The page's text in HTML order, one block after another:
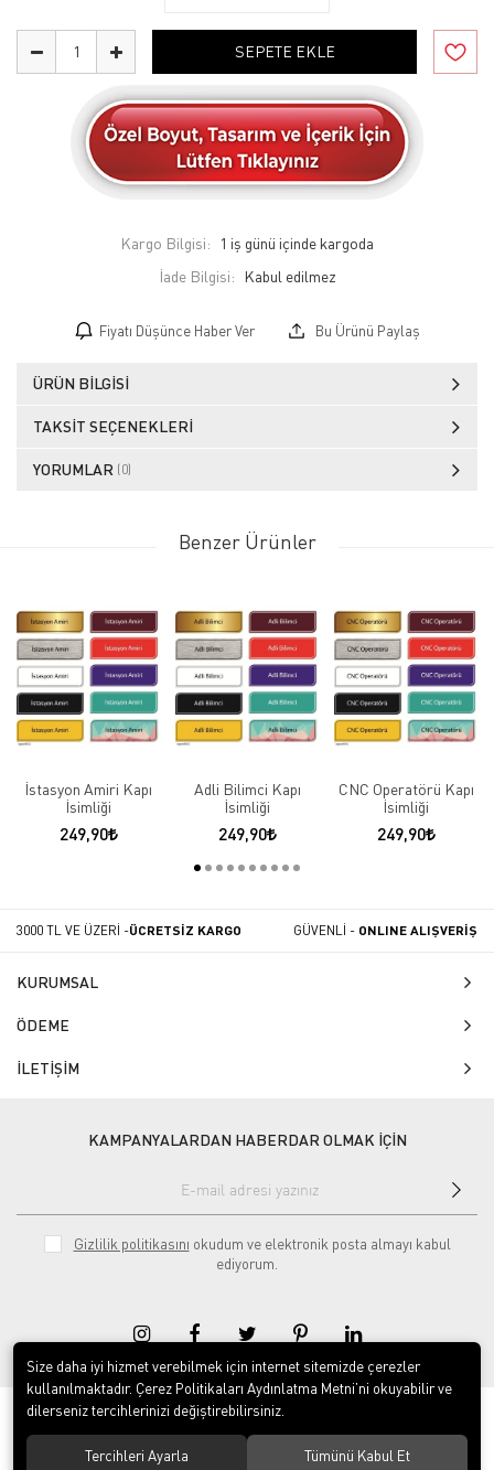
SEPETE EKLE
Kargo Bilgisi:
1 iş günü içinde kargoda
İade Bilgisi:
Fiyatı Düşünce Haber Ver Bu Ürünü Paylaş
ÜRÜN BILGISI
TAKSIT SEÇENEKLERI
YORUMLAR (0)
Benzer Ürünler
İstasyon Amiri Kapı
İsimliği
249,90
Adli Bilimci Kapı
İsimliği
249,90
CNC Operatörü Kapı
İsimliği
249,90
3000 TL VE ÜZERİ -ÜCRETSİZ KARGO GÜVENLİ - ONLINE ALIŞVERİŞ
KURUMSAL
ÖDEME
İLETİŞİM
KAMPANYALARDAN HABERDAR OLMAK İÇİN
Gizlilik politikasını okudum ve elektronik posta almayı kabul
ediyorum.
© 2020Isg Tabelam. Tüm hakları saklıdır.
Size daha iyi hizmet verebilmek için internet sitemizde çerezler
kullanılmaktadır. Çerez Politikaları Aydınlatma Metni’ni okuyabilir ve
dilerseniz tercihlerinizi değiştirebilirsiniz.
Tercihleri Ayarla Tümünü Kabul Et